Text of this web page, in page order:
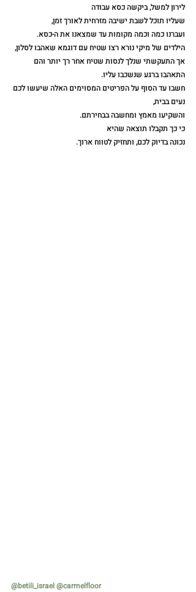
לירון למשל, ביקשה כסא עבודה
שעליו תוכל לשבת ישיבה מזרחית לאורך זמן,
ועברנו כמה וכמה מקומות עד שמצאנו את ה-כסא.
הילדים של מיקי נורא רצו שטיח עם דוגמא שאהבו לסלון,
אך התעקשתי שנלך לנסות שטיח אחר רך יותר והם
התאהבו ברגע שנשכבו עליו.
חשבו עד הסוף על הפריטים המסוימים האלה שיעשו לכם
נעים בבית,
והשקיעו מאמץ ומחשבה בבחירתם.
כי כך תקבלו תוצאה שהיא
נכונה בדיוק לכם, ותחזיק לטווח ארוך.
@betili_israel@carmelfloor